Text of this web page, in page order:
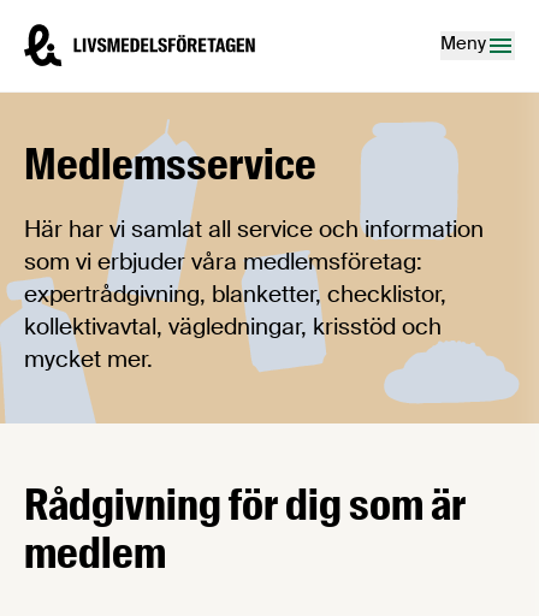
Livsmedelsföretagen – till startsidan
Meny
Medlemsservice
Här har vi samlat all service och information
som vi erbjuder våra medlemsföretag:
expertrådgivning, blanketter, checklistor,
kollektivavtal, vägledningar, krisstöd och
mycket mer.
Rådgivning för dig som är
medlem